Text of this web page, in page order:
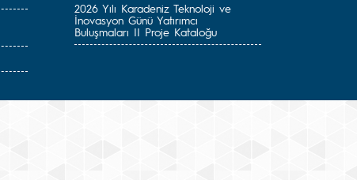
2026 Yılı Karadeniz Teknoloji ve
İnovasyon Günü Yatırımcı
Buluşmaları II Proje Kataloğu